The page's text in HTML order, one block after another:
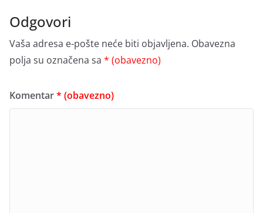
Odgovori
Vaša adresa e-pošte neće biti objavljena. Obavezna
polja su označena sa * (obavezno)
Komentar* (obavezno)